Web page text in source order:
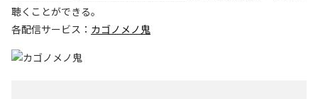
聴くことができる。
各配信サービス： カゴノメノ鬼